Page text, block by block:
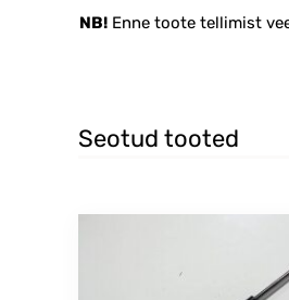
NB! Enne toote tellimist
Seotud tooted